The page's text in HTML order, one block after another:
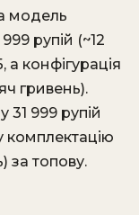
модель
рупій (~12
а конфігурація
гривень).
31 999 рупій
комплектацію
за топову.